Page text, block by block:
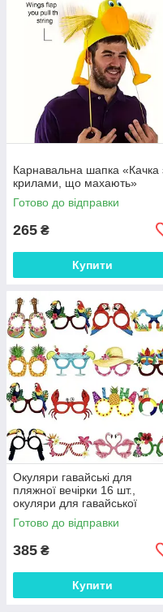
Карнавальна шапка «Качка
крилами, що махають»
Готово до відправки
265 ₴
Купити
Окуляри гавайські для
пляжної вечірки 16 шт.,
окуляри для гавайської
вечірки реквізит для фото
Готово до відправки
385 ₴
Купити